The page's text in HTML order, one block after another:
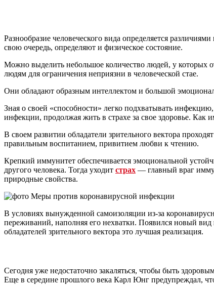
Разнообразие человеческого вида определяется
свою очередь, определяют и физическое состояние.
Можно выделить небольшое количество людей, у которых
людям для ограничения неприязни в человеческой стае.
Они обладают образным интеллектом и большой
Зная о своей «способности» легко подхватывать
инфекции, продолжая жить в страхе за свое здоровье. Как
В своем развитии обладатели зрительного вектора
правильным воспитанием, привитием любви к чтению.
Крепкий иммунитет обеспечивается эмоциональной
другого человека. Тогда уходит страх — главный враг
природные свойства.
В условиях вынужденной самоизоляции из-за
переживаний, наполняя его нехватки. Появился новый
обладателей зрительного вектора это лучшая реализация.
Сегодня уже недостаточно закаляться, чтобы быть
Еще в середине прошлого века Карл Юнг предупреждал,